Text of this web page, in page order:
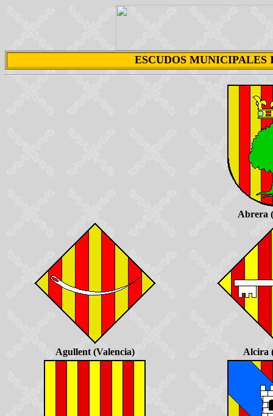
ESCUDOS
Abrera
Agullent (Valencia) Alcira